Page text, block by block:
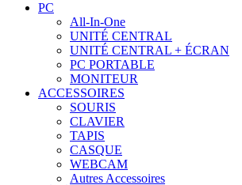
PC
All-In-One
UNITÉ CENTRAL
UNITÉ CENTRAL + ÉCRAN
PC PORTABLE
MONITEUR
ACCESSOIRES
SOURIS
CLAVIER
TAPIS
CASQUE
WEBCAM
Autres Accessoires